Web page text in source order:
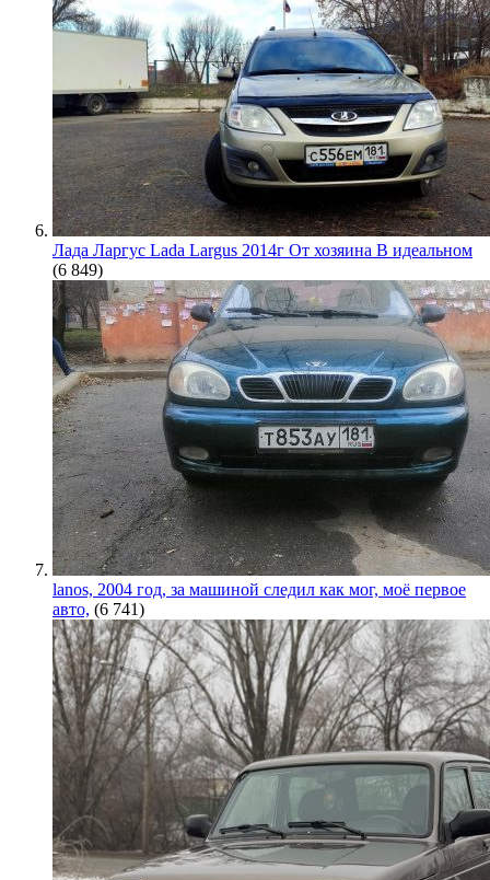
Лада Ларгус Lada Largus 2014г От хозяина В идеальном
(6 849)
lanos, 2004 год, за машиной следил как мог, моё первое
авто, (6 741)